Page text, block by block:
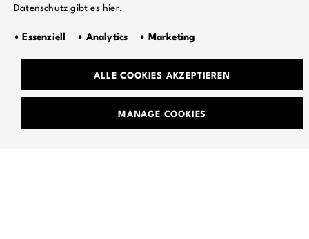
24.04.2025 - Hannover, Bei Chéz Heinz
Datenschutz gibt es hier.
• Essenziell • Analytics • Marketing
ALLE COOKIES AKZEPTIEREN
MANAGE COOKIES